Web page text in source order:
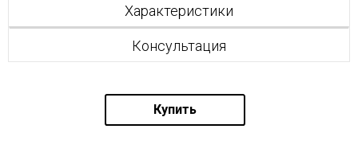
Характеристики
Консультация
Купить